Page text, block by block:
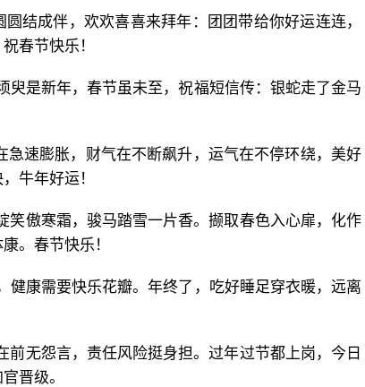
结成伴，欢欢喜喜来拜年：团团带给你好运连连，
春节快乐！
臾是新年，春节虽未至，祝福短信传：银蛇走了金马
急速膨胀，财气在不断飙升，运气在不停环绕，美好
牛年好运！
笑傲寒霜，骏马踏雪一片香。撷取春色入心扉，化作
。春节快乐！
健康需要快乐花瓣。年终了，吃好睡足穿衣暖，远离
无怨言，责任风险挺身担。过年过节都上岗，今日
晋级。